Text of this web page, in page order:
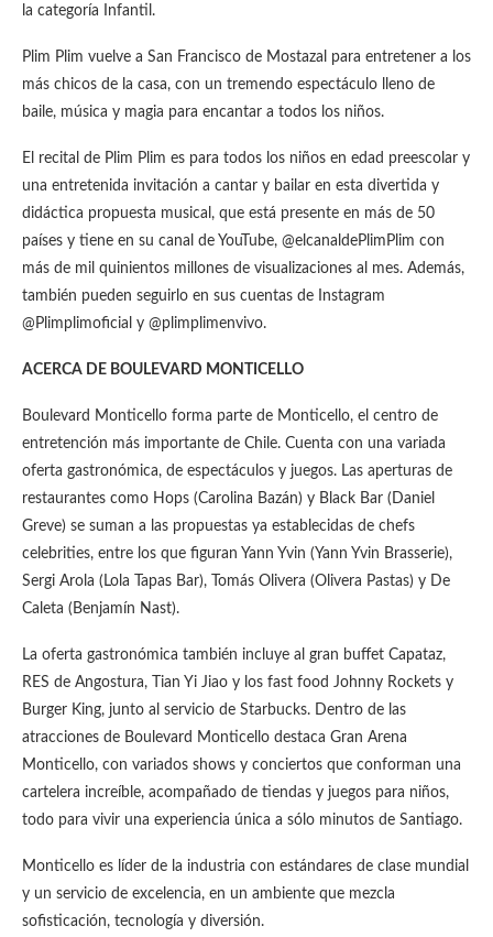
la categoría Infantil.
Plim Plim vuelve a San Francisco de Mostazal para entretener a los
más chicos de la casa, con un tremendo espectáculo lleno de
baile, música y magia para encantar a todos los niños.
El recital de Plim Plim es para todos los niños en edad preescolar y
una entretenida invitación a cantar y bailar en esta divertida y
didáctica propuesta musical, que está presente en más de 50
países y tiene en su canal de YouTube, @elcanaldePlimPlim con
más de mil quinientos millones de visualizaciones al mes. Además,
también pueden seguirlo en sus cuentas de Instagram
@Plimplimoficial y @plimplimenvivo.
ACERCA DE BOULEVARD MONTICELLO
Boulevard Monticello forma parte de Monticello, el centro de
entretención más importante de Chile. Cuenta con una variada
oferta gastronómica, de espectáculos y juegos. Las aperturas de
restaurantes como Hops (Carolina Bazán) y Black Bar (Daniel
Greve) se suman a las propuestas ya establecidas de chefs
celebrities, entre los que figuran Yann Yvin (Yann Yvin Brasserie),
Sergi Arola (Lola Tapas Bar), Tomás Olivera (Olivera Pastas) y De
Caleta (Benjamín Nast).
La oferta gastronómica también incluye al gran buffet Capataz,
RES de Angostura, Tian Yi Jiao y los fast food Johnny Rockets y
Burger King, junto al servicio de Starbucks. Dentro de las
atracciones de Boulevard Monticello destaca Gran Arena
Monticello, con variados shows y conciertos que conforman una
cartelera increíble, acompañado de tiendas y juegos para niños,
todo para vivir una experiencia única a sólo minutos de Santiago.
Monticello es líder de la industria con estándares de clase mundial
y un servicio de excelencia, en un ambiente que mezcla
sofisticación, tecnología y diversión.